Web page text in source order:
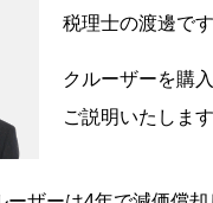
税理士の渡邊です
クルーザーを購
ご説明いたします